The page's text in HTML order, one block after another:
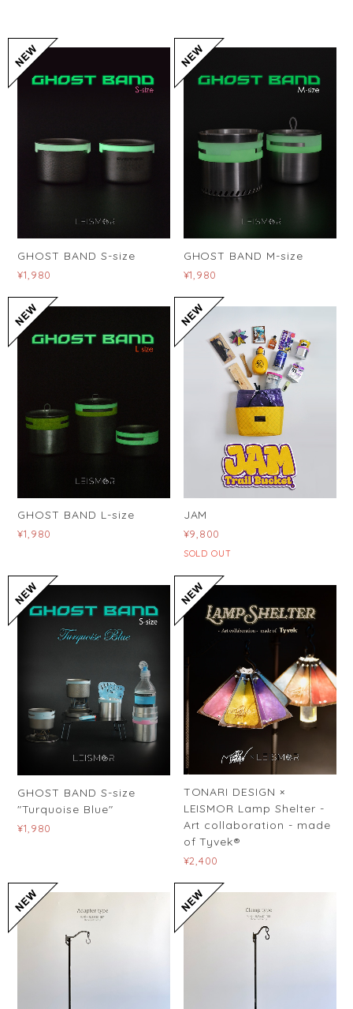
GHOST BAND S-size
¥1,980
GHOST BAND M-size
¥1,980
GHOST BAND L-size
¥1,980
JAM
¥9,800
SOLD OUT
GHOST BAND S-size
"Turquoise Blue"
¥1,980
TONARI DESIGN ×
LEISMOR Lamp Shelter -
Art collaboration - made
of Tyvek®
¥2,400